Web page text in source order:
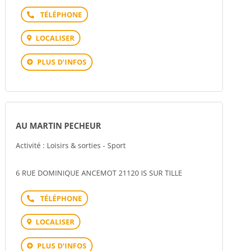
Téléphone
LOCALISER
PLUS D'INFOS
AU MARTIN PECHEUR
Activité : Loisirs & sorties - Sport
6 RUE DOMINIQUE ANCEMOT 21120 IS SUR TILLE
Téléphone
LOCALISER
PLUS D'INFOS